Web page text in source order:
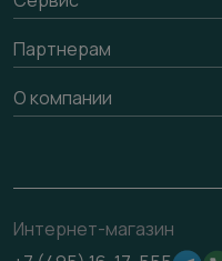
Погонаж
Накладки на дверь
Обмен и возврат
Гарантия
Вопрос-ответ
Техническая информация
Вызов замерщика
Монтаж
Подготовка проемов
Партнерам
Дизайнерам / архитекторам
О компании
Сертификаты
Производство
Интернет-магазин